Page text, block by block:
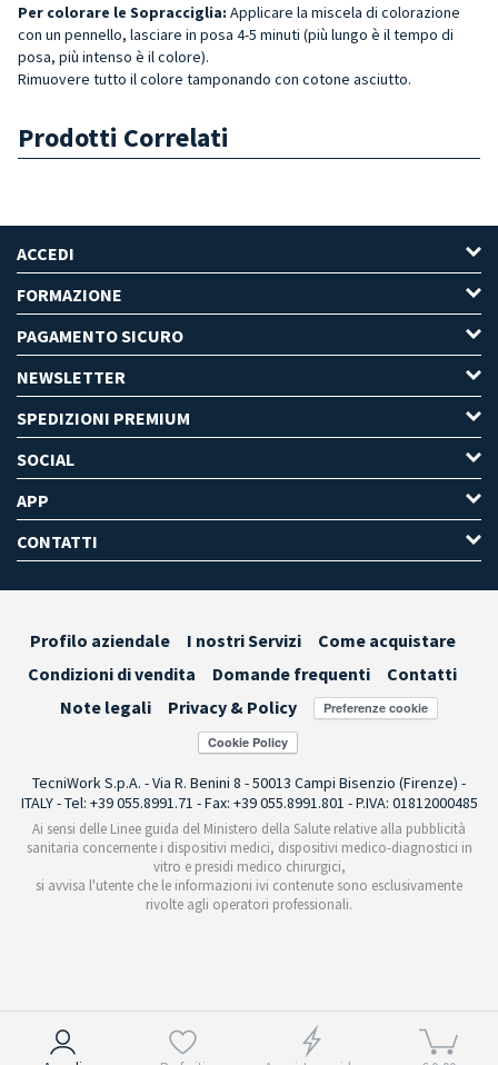
Per colorare le Sopracciglia: Applicare la miscela di colorazione
con un pennello, lasciare in posa 4-5 minuti (più lungo è il tempo di
posa, più intenso è il colore).
Rimuovere tutto il colore tamponando con cotone asciutto.
Prodotti Correlati
ACCEDI
FORMAZIONE
PAGAMENTO SICURO
NEWSLETTER
SPEDIZIONI PREMIUM
SOCIAL
APP
CONTATTI
Profilo aziendale I nostri Servizi
Come acquistare
Condizioni di vendita
Domande frequenti
Contatti
Note legali
Privacy & Policy Preferenze cookie
TecniWork S.p.A. - Via R. Benini 8 - 50013 Campi Bisenzio (Firenze) -
ITALY - Tel: +39 055.8991.71 - Fax: +39 055.8991.801 - P.IVA: 01812000485
Ai sensi delle Linee guida del Ministero della Salute relative alla pubblicità
sanitaria concernente i dispositivi medici, dispositivi medico-diagnostici in
vitro e presidi medico chirurgici,
si avvisa l'utente che le informazioni ivi contenute sono esclusivamente
rivolte agli operatori professionali.